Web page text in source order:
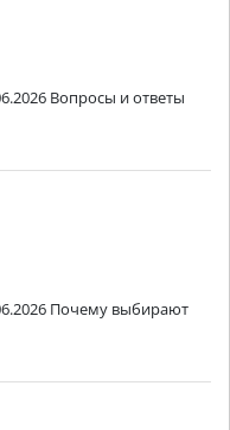
Вопросы и ответы
Почему выбирают